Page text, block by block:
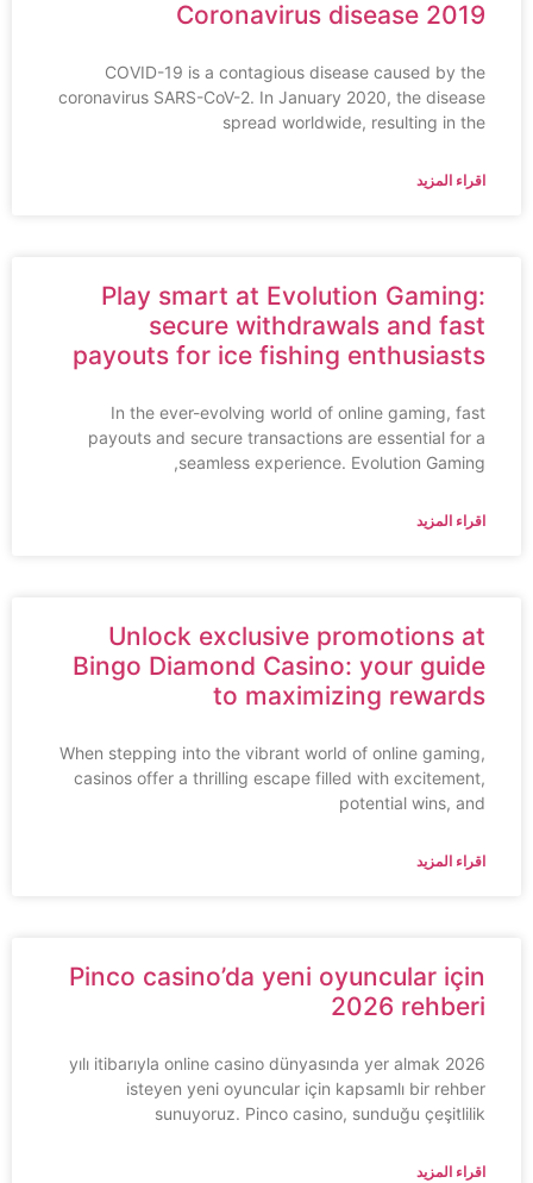
Coronavirus disease 2019
COVID-19 is a contagious disease caused by the
coronavirus SARS-CoV-2. In January 2020, the disease
spread worldwide, resulting in the
اقراء المزيد
Play smart at Evolution Gaming:
secure withdrawals and fast
payouts for ice fishing enthusiasts
In the ever-evolving world of online gaming, fast
payouts and secure transactions are essential for a
seamless experience. Evolution Gaming,
اقراء المزيد
Unlock exclusive promotions at
Bingo Diamond Casino: your guide
to maximizing rewards
When stepping into the vibrant world of online gaming,
casinos offer a thrilling escape filled with excitement,
potential wins, and
اقراء المزيد
Pinco casino’da yeni oyuncular için
2026 rehberi
2026 yılı itibarıyla online casino dünyasında yer almak
isteyen yeni oyuncular için kapsamlı bir rehber
sunuyoruz. Pinco casino, sunduğu çeşitlilik
اقراء المزيد